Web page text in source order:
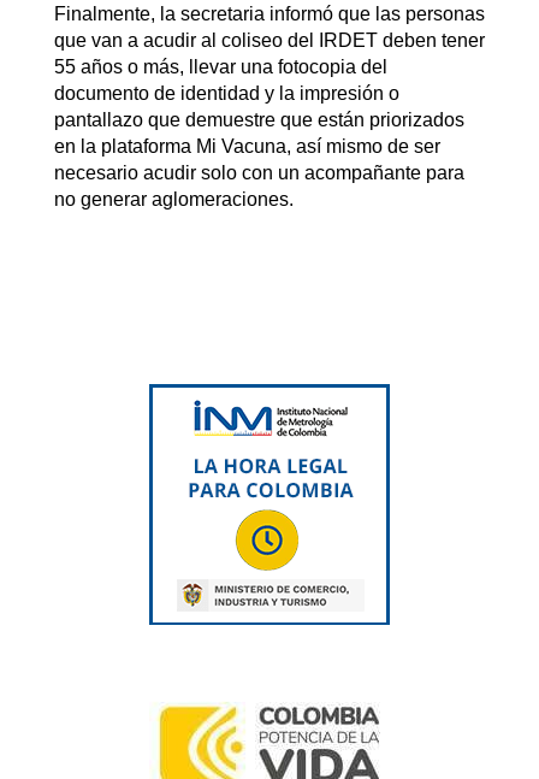
Finalmente, la secretaria informó que las personas
que van a acudir al coliseo del IRDET deben tener
55 años o más, llevar una fotocopia del
documento de identidad y la impresión o
pantallazo que demuestre que están priorizados
en la plataforma Mi Vacuna, así mismo de ser
necesario acudir solo con un acompañante para
no generar aglomeraciones.